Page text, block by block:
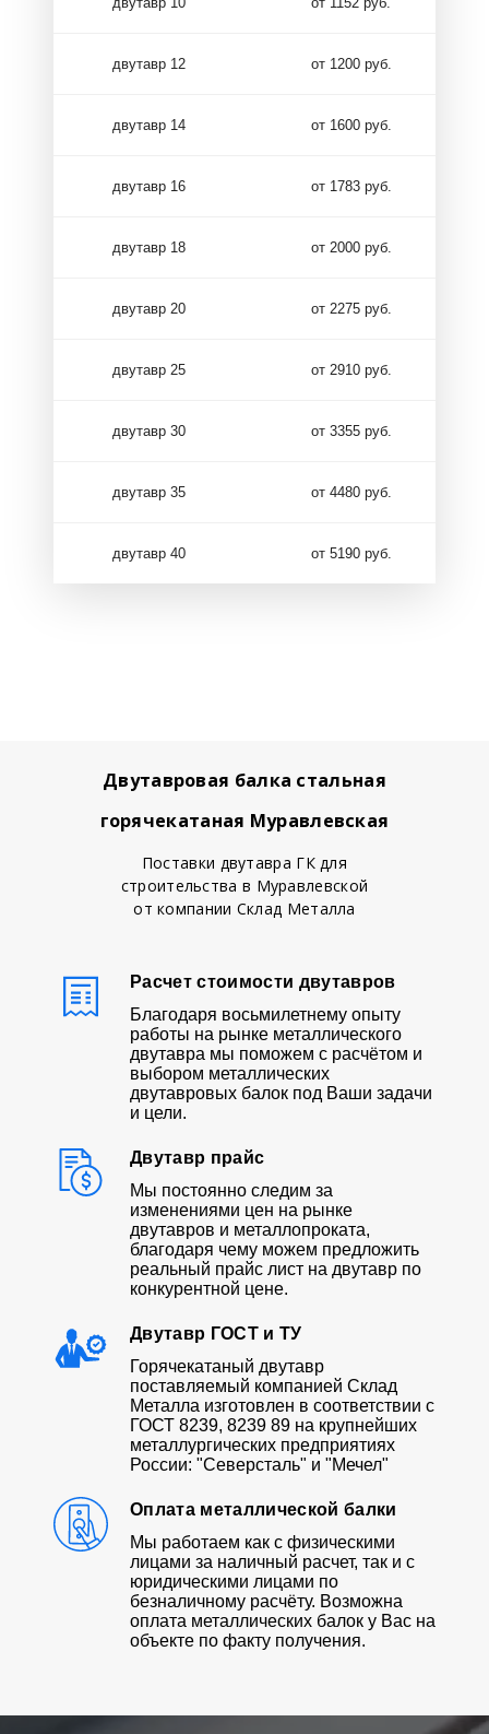
двутавр 12 от 1200 руб.
двутавр 14 от 1600 руб.
двутавр 16 от 1783 руб.
двутавр 18 от 2000 руб.
двутавр 20 от 2275 руб.
двутавр 25 от 2910 руб.
двутавр 30 от 3355 руб.
двутавр 35 от 4480 руб.
двутавр 40 от 5190 руб.
Двутавровая балка стальная
горячекатаная Муравлевская
Поставки двутавра ГК для
строительства в Муравлевской
от компании Склад Металла
Расчет стоимости двутавров
Благодаря восьмилетнему опыту
работы на рынке металлического
двутавра мы поможем с расчётом и
выбором металлических
двутавровых балок под Ваши задачи
и цели.
Двутавр прайс
Мы постоянно следим за
изменениями цен на рынке
двутавров и металлопроката,
благодаря чему можем предложить
реальный прайс лист на двутавр по
конкурентной цене.
Двутавр ГОСТ и ТУ
Горячекатаный двутавр
поставляемый компанией Склад
Металла изготовлен в соответствии с
ГОСТ 8239, 8239 89 на крупнейших
металлургических предприятиях
России: "Северсталь" и "Мечел"
Оплата металлической балки
Мы работаем как с физическими
лицами за наличный расчет, так и с
юридическими лицами по
безналичному расчёту. Возможна
оплата металлических балок у Вас на
объекте по факту получения.